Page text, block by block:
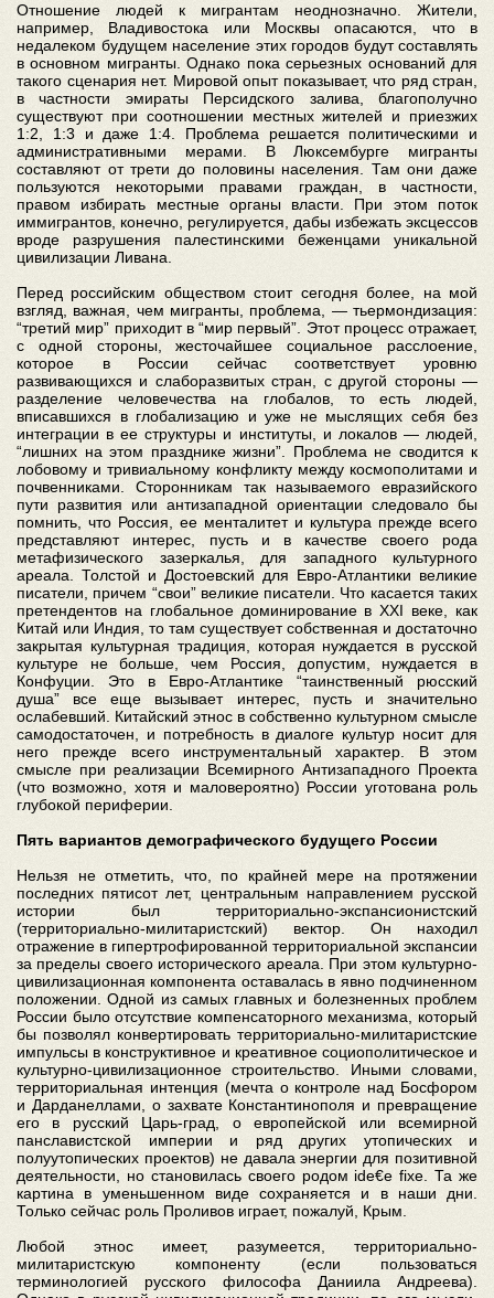
Отношение людей к мигрантам неоднозначно. Жители,
например, Владивостока или Москвы опасаются, что в
недалеком будущем население этих городов будут составлять
в основном мигранты. Однако пока серьезных оснований для
такого сценария нет. Мировой опыт показывает, что ряд стран,
в частности эмираты Персидского залива, благополучно
существуют при соотношении местных жителей и приезжих
1:2, 1:3 и даже 1:4. Проблема решается политическими и
административными мерами. В Люксембурге мигранты
составляют от трети до половины населения. Там они даже
пользуются некоторыми правами граждан, в частности,
правом избирать местные органы власти. При этом поток
иммигрантов, конечно, регулируется, дабы избежать эксцессов
вроде разрушения палестинскими беженцами уникальной
цивилизации Ливана.
Перед российским обществом стоит сегодня более, на мой
взгляд, важная, чем мигранты, проблема, — тьермондизация:
“третий мир” приходит в “мир первый”. Этот процесс отражает,
с одной стороны, жесточайшее социальное расслоение,
которое в России сейчас соответствует уровню
развивающихся и слаборазвитых стран, с другой стороны —
разделение человечества на глобалов, то есть людей,
вписавшихся в глобализацию и уже не мыслящих себя без
интеграции в ее структуры и институты, и локалов — людей,
“лишних на этом празднике жизни”. Проблема не сводится к
лобовому и тривиальному конфликту между космополитами и
почвенниками. Сторонникам так называемого евразийского
пути развития или антизападной ориентации следовало бы
помнить, что Россия, ее менталитет и культура прежде всего
представляют интерес, пусть и в качестве своего рода
метафизического зазеркалья, для западного культурного
ареала. Толстой и Достоевский для Евро-Атлантики великие
писатели, причем “свои” великие писатели. Что касается таких
претендентов на глобальное доминирование в XXI веке, как
Китай или Индия, то там существует собственная и достаточно
закрытая культурная традиция, которая нуждается в русской
культуре не больше, чем Россия, допустим, нуждается в
Конфуции. Это в Евро-Атлантике “таинственный рюсский
душа” все еще вызывает интерес, пусть и значительно
ослабевший. Китайский этнос в собственно культурном смысле
самодостаточен, и потребность в диалоге культур носит для
него прежде всего инструментальный характер. В этом
смысле при реализации Всемирного Антизападного Проекта
(что возможно, хотя и маловероятно) России уготована роль
глубокой периферии.
Пять вариантов демографического будущего России
Нельзя не отметить, что, по крайней мере на протяжении
последних пятисот лет, центральным направлением русской
истории был территориально-экспансионистский
(территориально-милитаристский) вектор. Он находил
отражение в гипертрофированной территориальной экспансии
за пределы своего исторического ареала. При этом культурно-
цивилизационная компонента оставалась в явно подчиненном
положении. Одной из самых главных и болезненных проблем
России было отсутствие компенсаторного механизма, который
бы позволял конвертировать территориально-милитаристские
импульсы в конструктивное и креативное социополитическое и
культурно-цивилизационное строительство. Иными словами,
территориальная интенция (мечта о контроле над Босфором
и Дарданеллами, о захвате Константинополя и превращение
его в русский Царь-град, о европейской или всемирной
панславистской империи и ряд других утопических и
полуутопических проектов) не давала энергии для позитивной
деятельности, но становилась своего родом ide€e fixe. Та же
картина в уменьшенном виде сохраняется и в наши дни.
Только сейчас роль Проливов играет, пожалуй, Крым.
Любой этнос имеет, разумеется, территориально-
милитаристскую компоненту (если пользоваться
терминологией русского философа Даниила Андреева).